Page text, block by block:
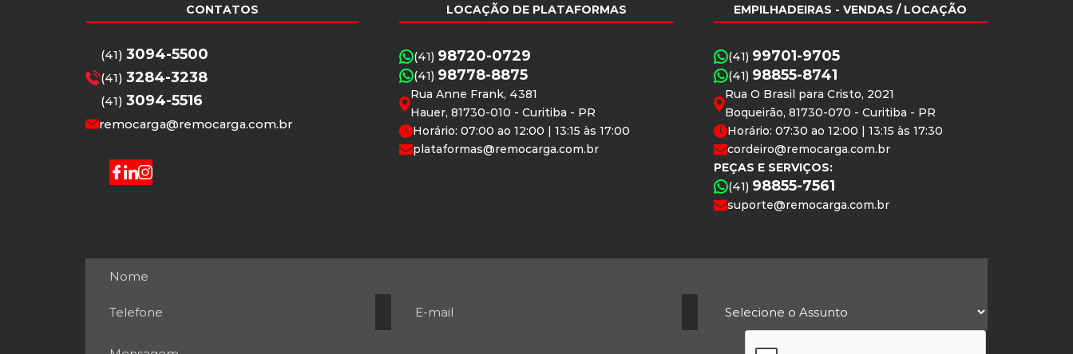
CONTATOS
(41) 3094-5500
(41) 3284-3238
(41) 3094-5516
remocarga@remocarga.com.br
LOCAÇÃO DE PLATAFORMAS
(41) 98720-0729
(41) 98778-8875
Rua Anne Frank, 4381
Hauer, 81730-010 - Curitiba - PR
Horário: 07:00 ao 12:00 | 13:15 às 17:00
plataformas@remocarga.com.br
EMPILHADEIRAS - VENDAS / LOCAÇÃO
(41) 99701-9705
(41) 98855-8741
Rua O Brasil para Cristo, 2021
Boqueirão, 81730-070 - Curitiba - PR
Horário: 07:30 ao 12:00 | 13:15 às 17:30
cordeiro@remocarga.com.br
PEÇAS E SERVIÇOS:
(41) 98855-7561
suporte@remocarga.com.br